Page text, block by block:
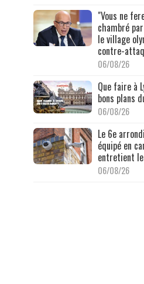
"Vous ne
chambré
le village
contre-
06/08/26
Que faire à
bons plans
06/08/26
Le 6e
équipé en
entretient
06/08/26